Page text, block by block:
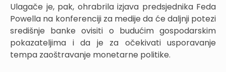
Ulagače je, pak, ohrabrila izjava predsjednika Feda
Powella na konferenciji za medije da će daljnji potezi
središnje banke ovisiti o budućim gospodarskim
pokazateljima i da je za očekivati usporavanje
tempa zaoštravanje monetarne politike.